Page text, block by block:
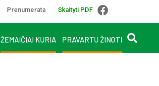
Prenumerata Skaityti PDF
ŽEMAIČIAI KURIA PRAVARTU ŽINOTI